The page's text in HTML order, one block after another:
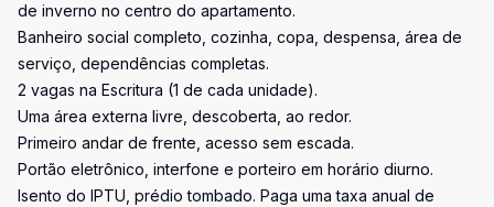
de inverno no centro do apartamento.
Banheiro social completo, cozinha, copa, despensa, área de
serviço, dependências completas.
2 vagas na Escritura (1 de cada unidade).
Uma área externa livre, descoberta, ao redor.
Primeiro andar de frente, acesso sem escada.
Portão eletrônico, interfone e porteiro em horário diurno.
Isento do IPTU, prédio tombado. Paga uma taxa anual de